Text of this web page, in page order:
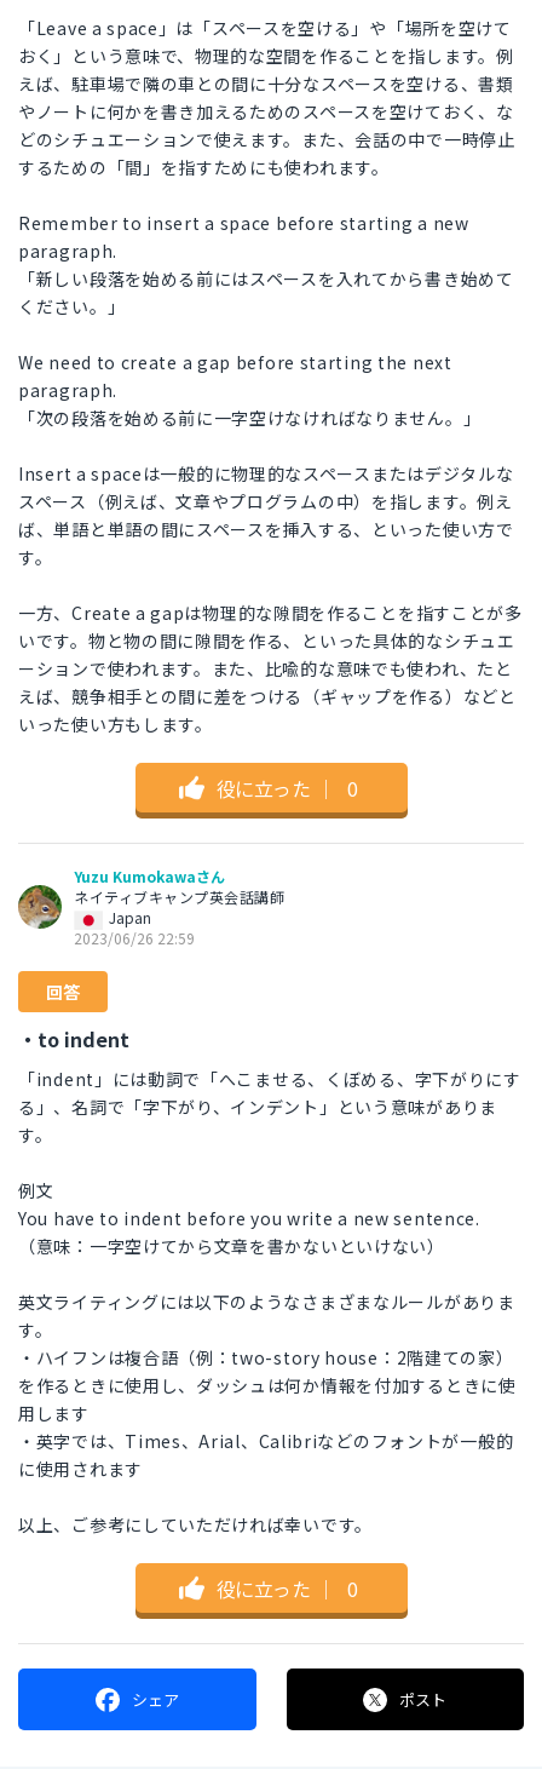
「Leave a space」は「スペースを空ける」や「場所を空けて
おく」という意味で、物理的な空間を作ることを指します。例
えば、駐車場で隣の車との間に十分なスペースを空ける、書類
やノートに何かを書き加えるためのスペースを空けておく、な
どのシチュエーションで使えます。また、会話の中で一時停止
するための「間」を指すためにも使われます。
Remember to insert a space before starting a new
paragraph.
「新しい段落を始める前にはスペースを入れてから書き始めて
ください。」
We need to create a gap before starting the next
paragraph.
「次の段落を始める前に一字空けなければなりません。」
Insert a spaceは一般的に物理的なスペースまたはデジタルな
スペース（例えば、文章やプログラムの中）を指します。例え
ば、単語と単語の間にスペースを挿入する、といった使い方で
す。
一方、Create a gapは物理的な隙間を作ることを指すことが多
いです。物と物の間に隙間を作る、といった具体的なシチュエ
ーションで使われます。また、比喩的な意味でも使われ、たと
えば、競争相手との間に差をつける（ギャップを作る）などと
いった使い方もします。
役に立った ｜ 0
Yuzu Kumokawaさん
ネイティブキャンプ英会話講師
Japan
2023/06/26 22:59
回答
・to indent
「indent」には動詞で「へこませる、くぼめる、字下がりにす
る」、名詞で「字下がり、インデント」という意味がありま
す。
例文
You have to indent before you write a new sentence.
（意味：一字空けてから文章を書かないといけない）
英文ライティングには以下のようなさまざまなルールがありま
す。
・ハイフンは複合語（例：two-story house：2階建ての家）
を作るときに使用し、ダッシュは何か情報を付加するときに使
用します
・英字では、Times、Arial、Calibriなどのフォントが一般的
に使用されます
以上、ご参考にしていただければ幸いです。
役に立った ｜ 0
シェア ポスト